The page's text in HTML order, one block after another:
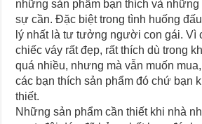
những sản phẩm bạn thích và
sự cần. Đặc biệt trong tình huống
lý nhất là tư tưởng người con gái. Vì
chiếc váy rất đẹp, rất thích dù trong
quá nhiều, nhưng mà vẫn muốn
các bạn thích sản phẩm đó chứ bạn
thiết.
Những sản phẩm cần thiết khi nhà